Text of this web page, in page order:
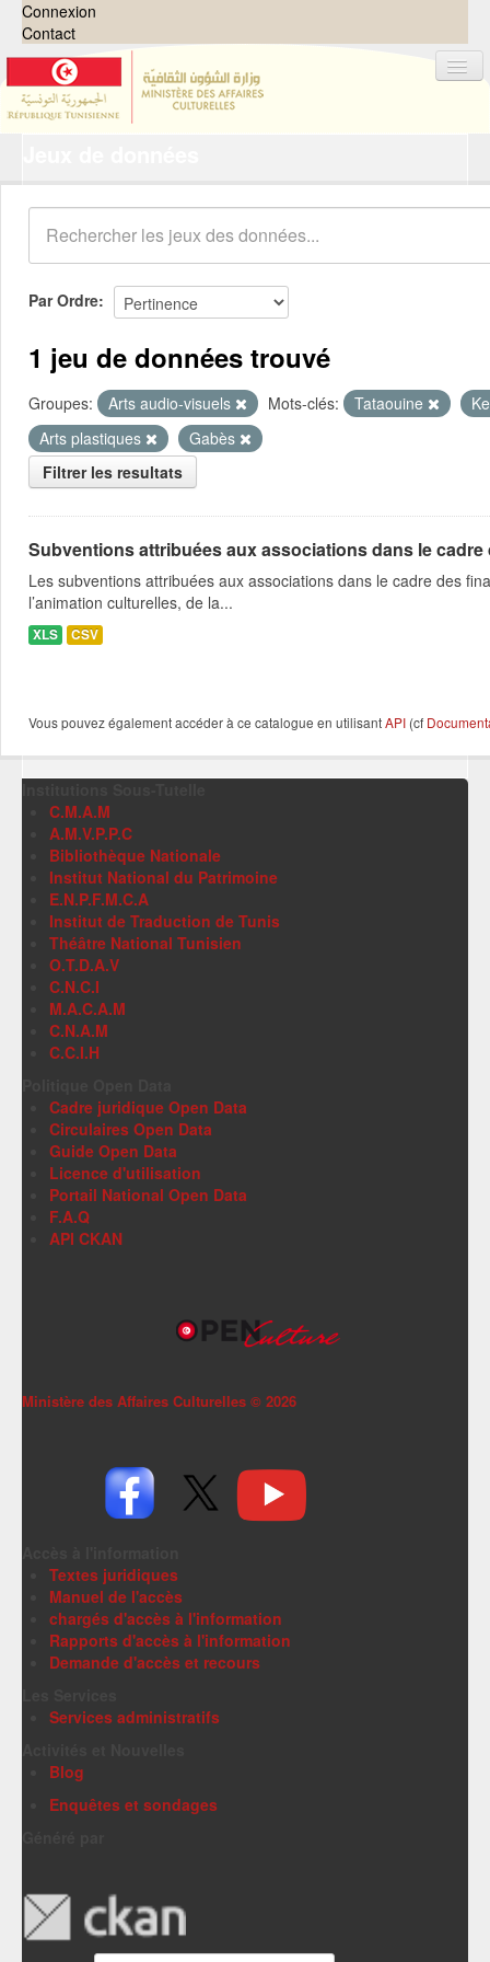
Connexion
Contact
Organisations
Groupes
Demandes 0
À propos
Par Ordre
1 jeu de données trouvé
Groupes: Arts audio-visuels Mots-clés: Tataouine
Arts plastiques
Gabès
Filtrer les resultats
Subventions attribuées aux associations dans le
Les subventions attribuées aux associations dans le cadre des
l’animation culturelles, de la...
XLS CSV
Vous pouvez également accéder à ce catalogue en utilisantAPI (cf
C.M.A.M
A.M.V.P.P.C
Bibliothèque Nationale
Institut National du Patrimoine
E.N.P.F.M.C.A
Institut de Traduction de Tunis
Théâtre National Tunisien
O.T.D.A.V
C.N.C.I
M.A.C.A.M
C.N.A.M
C.C.I.H
Cadre juridique Open Data
Circulaires Open Data
Guide Open Data
Licence d'utilisation
Portail National Open Data
F.A.Q
API CKAN
Ministère des Affaires Culturelles © 2026
Textes juridiques
Manuel de l'accès
chargés d'accès à l'information
Rapports d'accès à l'information
Demande d'accès et recours
Services administratifs
Blog
Enquêtes et sondages